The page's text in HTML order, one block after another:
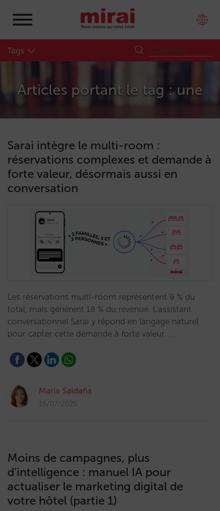
Tags
Articles portant le tag : une
Sarai intègre le multi-room :
réservations complexes et demande à
forte valeur, désormais aussi en
conversation
Les réservations multi-room représentent 9 % du
total, mais génèrent 18 % du revenue. L'assistant
conversationnel Sarai y répond en langage naturel
pour capter cette demande à forte valeur. …
María Saldaña
16/07/2026
Moins de campagnes, plus
d’intelligence : manuel IA pour
actualiser le marketing digital de
votre hôtel (partie 1)